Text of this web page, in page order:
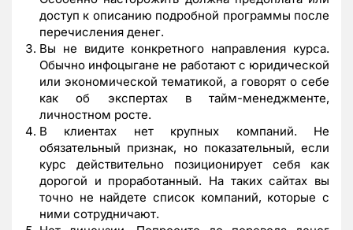
доступ к описанию подробной программы после
перечисления денег.
Вы не видите конкретного направления курса.
Обычно инфоцыгане не работают с юридической
или экономической тематикой, а говорят о себе
как об экспертах в тайм-менеджменте,
личностном росте.
В клиентах нет крупных компаний. Не
обязательный признак, но показательный, если
курс действительно позиционирует себя как
дорогой и проработанный. На таких сайтах вы
точно не найдете список компаний, которые с
ними сотрудничают.